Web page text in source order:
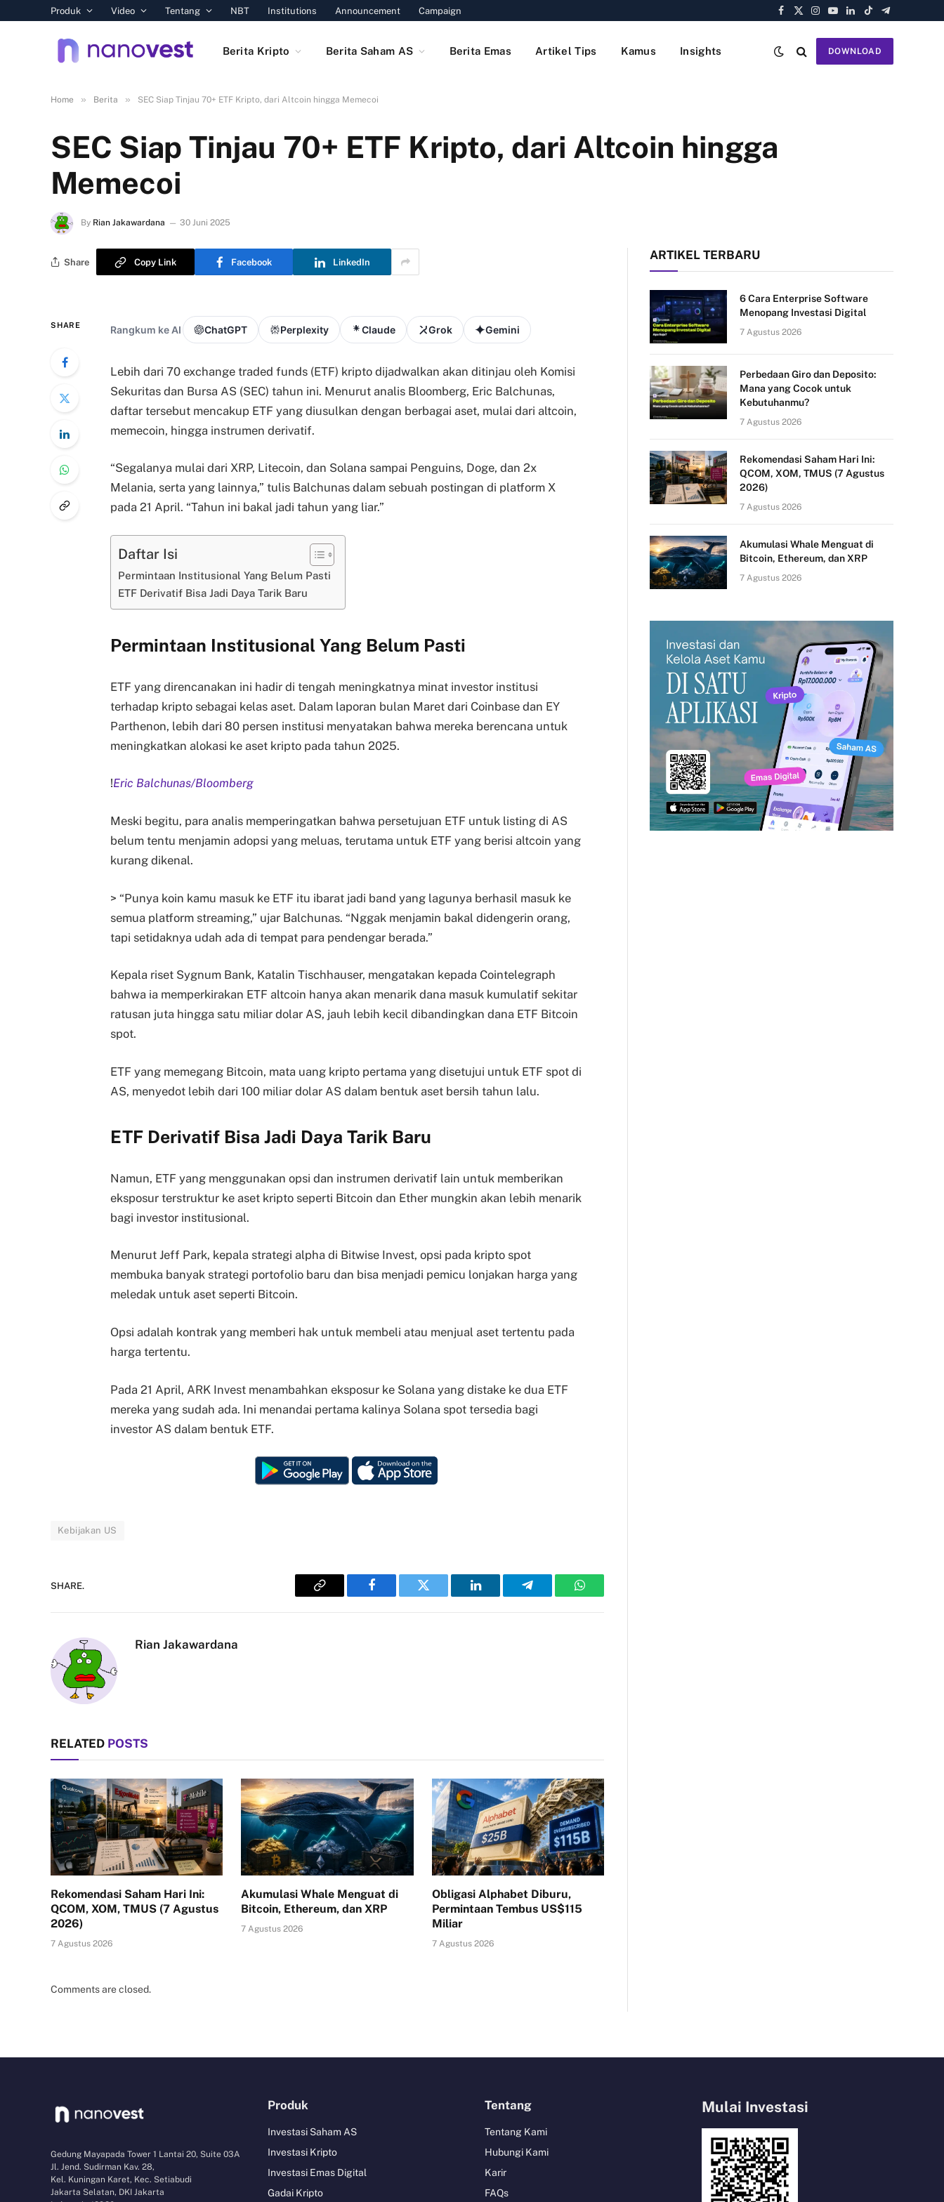
Produk Video Tentang NBT Institutions Announcement Campaign
Facebook
X
Instagram
YouTube
LinkedIn
TikTokTelegram
Berita Kripto Berita Saham AS Berita Emas Artikel Tips Kamus Insights DOWNLOAD
Home » Berita » SEC Siap Tinjau 70+ ETF Kripto, dari Altcoin hingga Memecoi
SEC Siap Tinjau 70+ ETF Kripto, dari Altcoin hingga
Memecoi
By Rian Jakawardana 30 Juni 2025
Share Copy Link Facebook LinkedIn
SHARE Rangkum ke AI ChatGPT Perplexity Claude Grok Gemini
Lebih dari 70 exchange traded funds (ETF) kripto dijadwalkan akan ditinjau oleh Komisi
Sekuritas dan Bursa AS (SEC) tahun ini. Menurut analis Bloomberg, Eric Balchunas,
daftar tersebut mencakup ETF yang diusulkan dengan berbagai aset, mulai dari altcoin,
memecoin, hingga instrumen derivatif.
“Segalanya mulai dari XRP, Litecoin, dan Solana sampai Penguins, Doge, dan 2x
Melania, serta yang lainnya,” tulis Balchunas dalam sebuah postingan di platform X
pada 21 April. “Tahun ini bakal jadi tahun yang liar.”
Daftar Isi
Permintaan Institusional Yang Belum Pasti
ETF Derivatif Bisa Jadi Daya Tarik Baru
Permintaan Institusional Yang Belum Pasti
ETF yang direncanakan ini hadir di tengah meningkatnya minat investor institusi
terhadap kripto sebagai kelas aset. Dalam laporan bulan Maret dari Coinbase dan EY
Parthenon, lebih dari 80 persen institusi menyatakan bahwa mereka berencana untuk
meningkatkan alokasi ke aset kripto pada tahun 2025.
!Eric Balchunas/Bloomberg
Meski begitu, para analis memperingatkan bahwa persetujuan ETF untuk listing di AS
belum tentu menjamin adopsi yang meluas, terutama untuk ETF yang berisi altcoin yang
kurang dikenal.
> “Punya koin kamu masuk ke ETF itu ibarat jadi band yang lagunya berhasil masuk ke
semua platform streaming,” ujar Balchunas. “Nggak menjamin bakal didengerin orang,
tapi setidaknya udah ada di tempat para pendengar berada.”
Kepala riset Sygnum Bank, Katalin Tischhauser, mengatakan kepada Cointelegraph
bahwa ia memperkirakan ETF altcoin hanya akan menarik dana masuk kumulatif sekitar
ratusan juta hingga satu miliar dolar AS, jauh lebih kecil dibandingkan dana ETF Bitcoin
spot.
ETF yang memegang Bitcoin, mata uang kripto pertama yang disetujui untuk ETF spot di
AS, menyedot lebih dari 100 miliar dolar AS dalam bentuk aset bersih tahun lalu.
ETF Derivatif Bisa Jadi Daya Tarik Baru
Namun, ETF yang menggunakan opsi dan instrumen derivatif lain untuk memberikan
eksposur terstruktur ke aset kripto seperti Bitcoin dan Ether mungkin akan lebih menarik
bagi investor institusional.
Menurut Jeff Park, kepala strategi alpha di Bitwise Invest, opsi pada kripto spot
membuka banyak strategi portofolio baru dan bisa menjadi pemicu lonjakan harga yang
meledak untuk aset seperti Bitcoin.
Opsi adalah kontrak yang memberi hak untuk membeli atau menjual aset tertentu pada
harga tertentu.
Pada 21 April, ARK Invest menambahkan eksposur ke Solana yang distake ke dua ETF
mereka yang sudah ada. Ini menandai pertama kalinya Solana spot tersedia bagi
investor AS dalam bentuk ETF.
Kebijakan US
SHARE.
Copy
Facebook Twitter LinkedIn Telegram WhatsApp
Rian Jakawardana
RELATED POSTS
Rekomendasi Saham Hari Ini:
QCOM, XOM, TMUS (7 Agustus
2026)
7 Agustus 2026
Akumulasi Whale Menguat di
Bitcoin, Ethereum, dan XRP
7 Agustus 2026
Obligasi Alphabet Diburu,
Permintaan Tembus US$115
Miliar
7 Agustus 2026
Comments are closed.
ARTIKEL TERBARU
6 Cara Enterprise Software
Menopang Investasi Digital
7 Agustus 2026
Perbedaan Giro dan Deposito:
Mana yang Cocok untuk
Kebutuhanmu?
7 Agustus 2026
Rekomendasi Saham Hari Ini:
QCOM, XOM, TMUS (7 Agustus
2026)
7 Agustus 2026
Akumulasi Whale Menguat di
Bitcoin, Ethereum, dan XRP
7 Agustus 2026
Gedung Mayapada Tower 1 Lantai 20, Suite 03A
Jl. Jend. Sudirman Kav. 28,
Kel. Kuningan Karet, Kec. Setiabudi
Jakarta Selatan, DKI Jakarta
Produk
Investasi Saham AS
Investasi Kripto
Investasi Emas Digital
Gadai Kripto
Tentang
Tentang Kami
Hubungi Kami
Karir
FAQs
Mulai Investasi